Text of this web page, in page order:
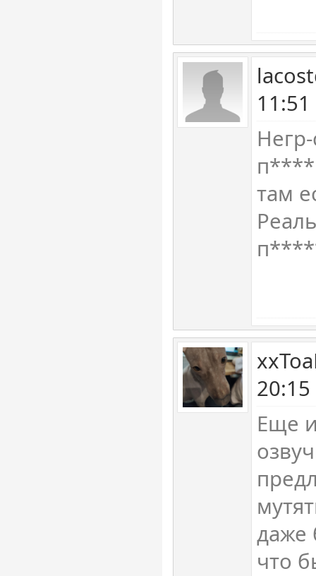
там
Еще
даже
что